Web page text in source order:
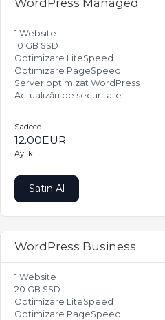
WordPress Managed
1 Website
10 GB SSD
Optimizare LiteSpeed
Optimizare PageSpeed
Server optimizat WordPress
Actualizări de securitate
Sadece..
12.00EUR
Aylık
Satın Al
WordPress Business
1 Website
20 GB SSD
Optimizare LiteSpeed
Optimizare PageSpeed